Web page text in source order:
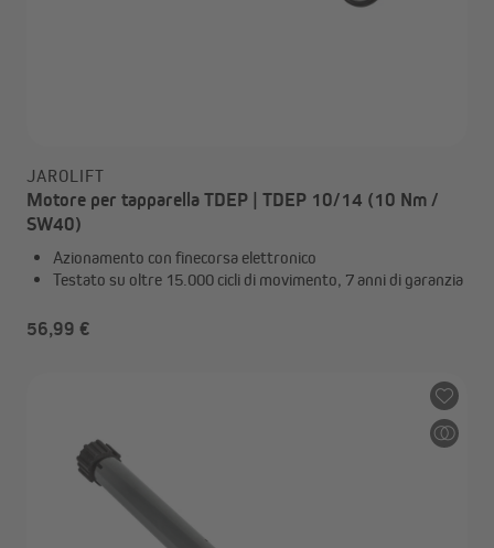
JAROLIFT
Motore per tapparella TDEP | TDEP 10/14 (10 Nm /
SW40)
Azionamento con finecorsa elettronico
Testato su oltre 15.000 cicli di movimento, 7 anni di garanzia
56,99 €